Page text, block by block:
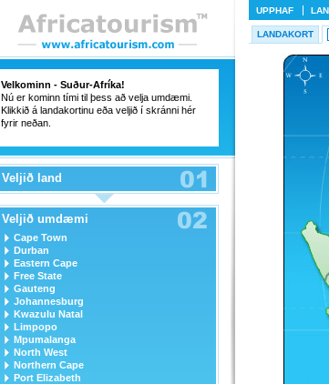
Velkominn - Suður-Afríka!
Nú er kominn tími til þess að velja umdæmi.
Klikkið á landakortinu eða veljið í skránni hér
fyrir neðan.
Veljið land
Veljið umdæmi
Cape Town
Durban
Eastern Cape
Free State
Gauteng
Johannesburg
Kwazulu Natal
Limpopo
Mpumalanga
North West
Northern Cape
Port Elizabeth
UPPHAF
LANDAKORT